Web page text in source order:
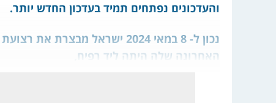
והעדכונים נפתחים תמיד בעדכון החדש יותר.
נכון ל- 8 במאי 2024 ישראל
האחרונה שלה היתה ליד רפיח,